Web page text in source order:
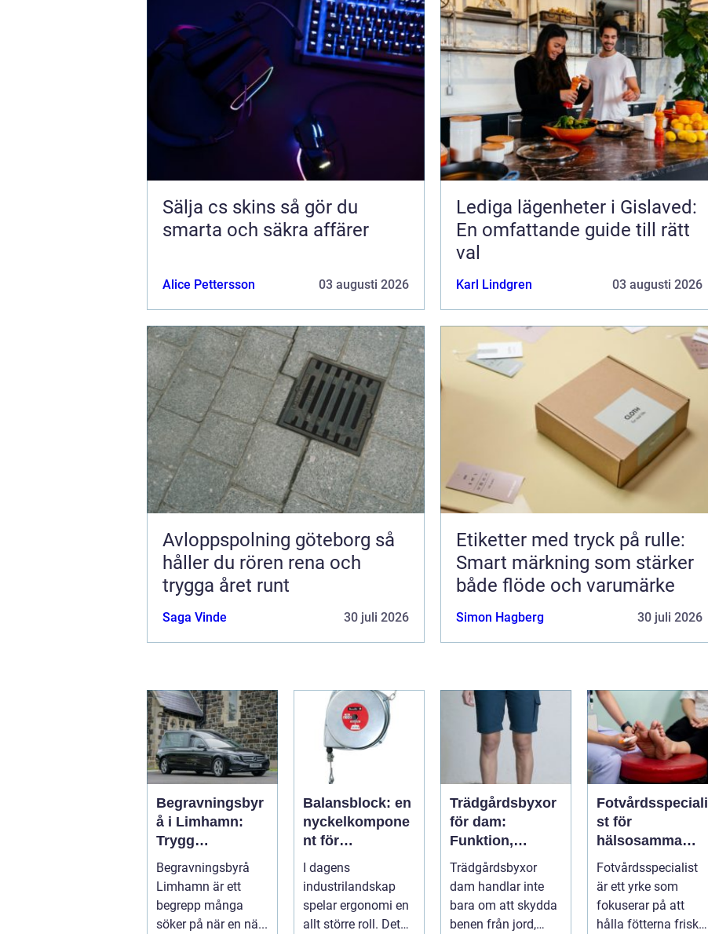
Sälja cs skins så gör du
smarta och säkra affärer
Alice Pettersson 03 augusti 2026
Lediga lägenheter i Gislaved:
En omfattande guide till rätt
val
Karl Lindgren 03 augusti 2026
Avloppspolning göteborg så
håller du rören rena och
trygga året runt
Saga Vinde 30 juli 2026
Etiketter med tryck på rulle:
Smart märkning som stärker
både flöde och varumärke
Simon Hagberg 30 juli 2026
Begravningsbyr
å i Limhamn:
Trygg
vägledning i en
svår tid
Begravningsbyrå
Limhamn är ett
begrepp många
söker på när en nä...
Balansblock: en
nyckelkompone
nt för
ergonomisk
effektivitet
I dagens
industrilandskap
spelar ergonomi en
allt större roll. Det
Trädgårdsbyxor
för dam:
Funktion,
passform och
hållbar stil i
rabatten
Trädgårdsbyxor
dam handlar inte
bara om att skydda
benen från jord,
Fotvårdsspeciali
st för
hälsosamma
fötter i vardagen
Fotvårdsspecialist
är ett yrke som
fokuserar på att
hålla fötterna friska,